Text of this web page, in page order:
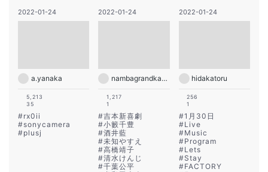
2022-01-24
a.yanaka
5,213
35
#rx0ii
#sonycamera
#plusj
2022-01-24
nambagrandkagetsu
1,217
1
#吉本新喜劇
#小籔千豊
#酒井藍
#未知やすえ
#高橋靖子
#清水けんじ
#千葉公平
2022-01-24
hidakatoru
256
1
#1月30日
#Live
#Music
#Program
#Lets
#Stay
#FACTORY